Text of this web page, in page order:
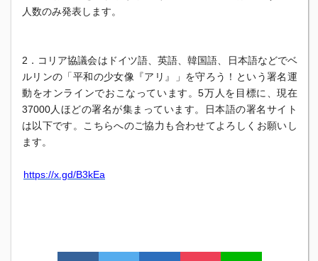
人数のみ発表します。
2．コリア協議会はドイツ語、英語、韓国語、
日本語などでベ
ルリンの「平和の少女像『アリ』」を守ろう！ という署名運
動をオンラインでおこなっています。5万人を目標に、現在
37000人ほどの署名が集まっています。
日本語の署名サイト
は以下です。 こちらへのご協力も合わせてよろしくお願いし
ます。
https://x.gd/B3kEa